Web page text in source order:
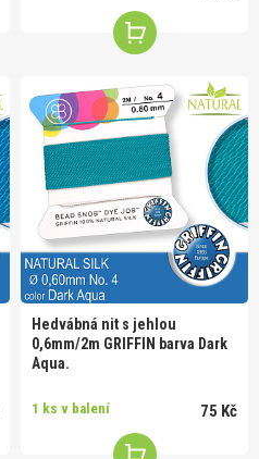
Hedvábná nit s jehlou
0,6mm/2m GRIFFIN barva Dark
Aqua.
1 ks v balení 75 Kč